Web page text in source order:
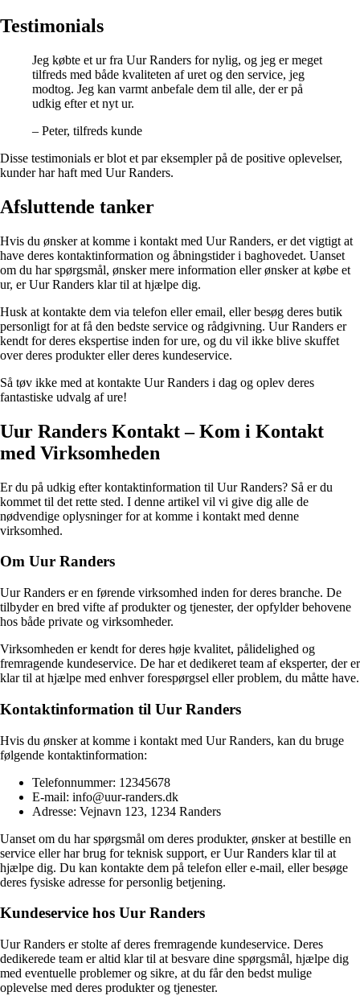
Testimonials
Jeg købte et ur fra Uur Randers for nylig, og jeg er meget
tilfreds med både kvaliteten af uret og den service, jeg
modtog. Jeg kan varmt anbefale dem til alle, der er på
udkig efter et nyt ur.
– Peter, tilfreds kunde
Disse testimonials er blot et par eksempler på de positive oplevelser,
kunder har haft med Uur Randers.
Afsluttende tanker
Hvis du ønsker at komme i kontakt med Uur Randers, er det vigtigt at
have deres kontaktinformation og åbningstider i baghovedet. Uanset
om du har spørgsmål, ønsker mere information eller ønsker at købe et
ur, er Uur Randers klar til at hjælpe dig.
Husk at kontakte dem via telefon eller email, eller besøg deres butik
personligt for at få den bedste service og rådgivning. Uur Randers er
kendt for deres ekspertise inden for ure, og du vil ikke blive skuffet
over deres produkter eller deres kundeservice.
Så tøv ikke med at kontakte Uur Randers i dag og oplev deres
fantastiske udvalg af ure!
Uur Randers Kontakt – Kom i Kontakt
med Virksomheden
Er du på udkig efter kontaktinformation til Uur Randers? Så er du
kommet til det rette sted. I denne artikel vil vi give dig alle de
nødvendige oplysninger for at komme i kontakt med denne
virksomhed.
Om Uur Randers
Uur Randers er en førende virksomhed inden for deres branche. De
tilbyder en bred vifte af produkter og tjenester, der opfylder behovene
hos både private og virksomheder.
Virksomheden er kendt for deres høje kvalitet, pålidelighed og
fremragende kundeservice. De har et dedikeret team af eksperter, der er
klar til at hjælpe med enhver forespørgsel eller problem, du måtte have.
Kontaktinformation til Uur Randers
Hvis du ønsker at komme i kontakt med Uur Randers, kan du bruge
følgende kontaktinformation:
Telefonnummer: 12345678
E-mail: info@uur-randers.dk
Adresse: Vejnavn 123, 1234 Randers
Uanset om du har spørgsmål om deres produkter, ønsker at bestille en
service eller har brug for teknisk support, er Uur Randers klar til at
hjælpe dig. Du kan kontakte dem på telefon eller e-mail, eller besøge
deres fysiske adresse for personlig betjening.
Kundeservice hos Uur Randers
Uur Randers er stolte af deres fremragende kundeservice. Deres
dedikerede team er altid klar til at besvare dine spørgsmål, hjælpe dig
med eventuelle problemer og sikre, at du får den bedst mulige
oplevelse med deres produkter og tjenester.